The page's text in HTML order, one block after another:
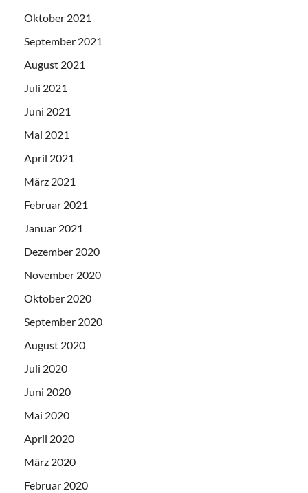
Oktober 2021
September 2021
August 2021
Juli 2021
Juni 2021
Mai 2021
April 2021
März 2021
Februar 2021
Januar 2021
Dezember 2020
November 2020
Oktober 2020
September 2020
August 2020
Juli 2020
Juni 2020
Mai 2020
April 2020
März 2020
Februar 2020